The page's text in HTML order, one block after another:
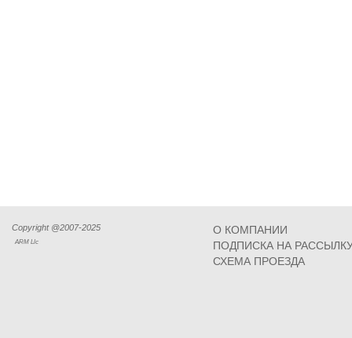
Copyright @2007-2025
ARM Llc
О КОМПАНИИ
ПОДПИСКА НА
СХЕМА ПРОЕЗДА